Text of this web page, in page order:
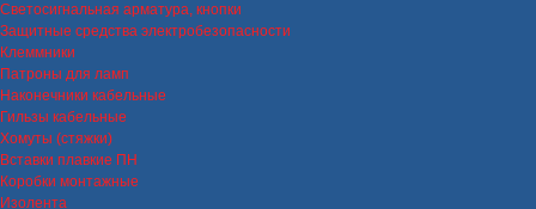
Светосигнальная арматура, кнопки
Защитные средства электробезопасности
Клеммники
Патроны для ламп
Наконечники кабельные
Гильзы кабельные
Хомуты (стяжки)
Вставки плавкие ПН
Коробки монтажные
Изолента